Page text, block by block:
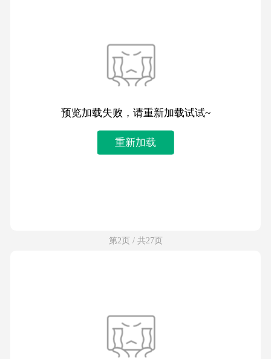
预览加载失败，请重新加载试试~
重新加载
第2页 / 共27页